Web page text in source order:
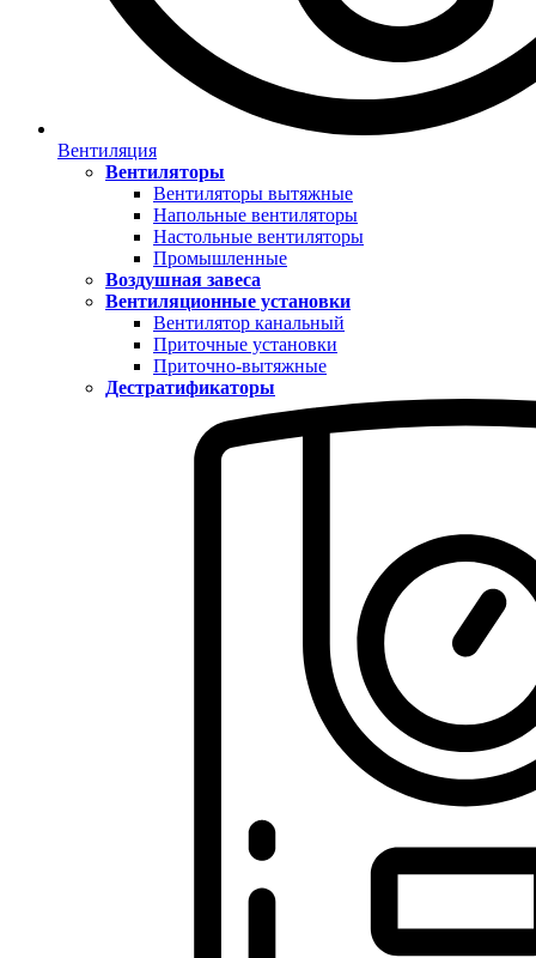
Вентиляция
Вентиляторы
Вентиляторы вытяжные
Напольные вентиляторы
Настольные вентиляторы
Промышленные
Воздушная завеса
Вентиляционные установки
Вентилятор канальный
Приточные установки
Приточно-вытяжные
Дестратификаторы